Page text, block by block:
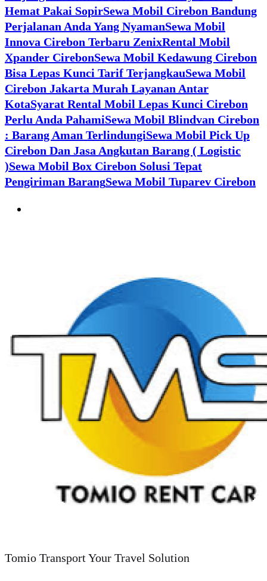
Hemat Pakai SopirSewa Mobil Cirebon Bandung
Perjalanan Anda Yang NyamanSewa Mobil
Innova Cirebon Terbaru ZenixRental Mobil
Xpander CirebonSewa Mobil Kedawung Cirebon
Bisa Lepas Kunci Tarif TerjangkauSewa Mobil
Cirebon Jakarta Murah Layanan Antar
KotaSyarat Rental Mobil Lepas Kunci Cirebon
Perlu Anda PahamiSewa Mobil Blindvan Cirebon
: Barang Aman TerlindungiSewa Mobil Pick Up
Cirebon Dan Jasa Angkutan Barang ( Logistic
)Sewa Mobil Box Cirebon Solusi Tepat
Pengiriman BarangSewa Mobil Tuparev Cirebon
Tomio Transport Your Travel Solution